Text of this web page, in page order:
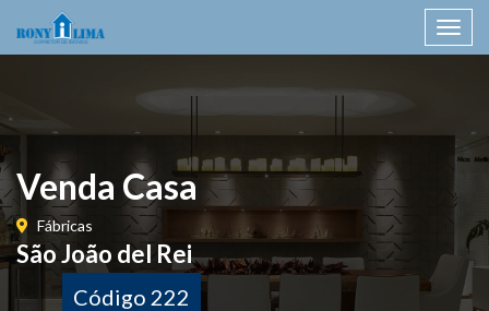
Venda Casa
Fábricas
São João del Rei
Código 222